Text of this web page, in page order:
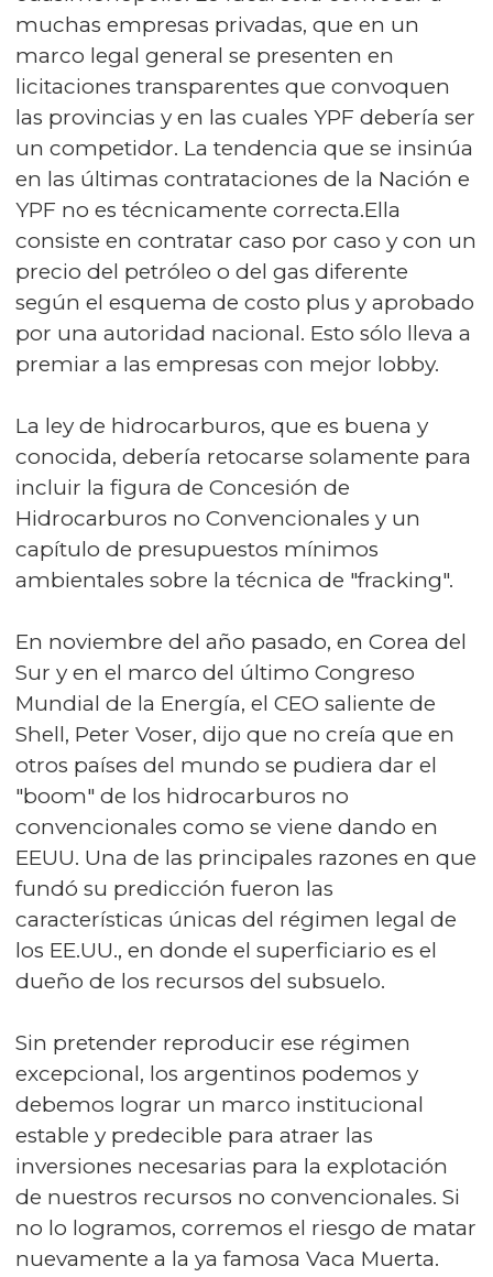
muchas empresas privadas, que en un
marco legal general se presenten en
licitaciones transparentes que convoquen
las provincias y en las cuales YPF debería ser
un competidor. La tendencia que se insinúa
en las últimas contrataciones de la Nación e
YPF no es técnicamente correcta.Ella
consiste en contratar caso por caso y con un
precio del petróleo o del gas diferente
según el esquema de costo plus y aprobado
por una autoridad nacional. Esto sólo lleva a
premiar a las empresas con mejor lobby.
La ley de hidrocarburos, que es buena y
conocida, debería retocarse solamente para
incluir la figura de Concesión de
Hidrocarburos no Convencionales y un
capítulo de presupuestos mínimos
ambientales sobre la técnica de "fracking".
En noviembre del año pasado, en Corea del
Sur y en el marco del último Congreso
Mundial de la Energía, el CEO saliente de
Shell, Peter Voser, dijo que no creía que en
otros países del mundo se pudiera dar el
"boom" de los hidrocarburos no
convencionales como se viene dando en
EEUU. Una de las principales razones en que
fundó su predicción fueron las
características únicas del régimen legal de
los EE.UU., en donde el superficiario es el
dueño de los recursos del subsuelo.
Sin pretender reproducir ese régimen
excepcional, los argentinos podemos y
debemos lograr un marco institucional
estable y predecible para atraer las
inversiones necesarias para la explotación
de nuestros recursos no convencionales. Si
no lo logramos, corremos el riesgo de matar
nuevamente a la ya famosa Vaca Muerta.